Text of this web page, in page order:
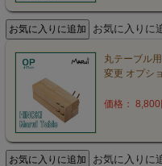
お気に入りに
丸テーブル
変更 オプシ
価格：
お気に入りに